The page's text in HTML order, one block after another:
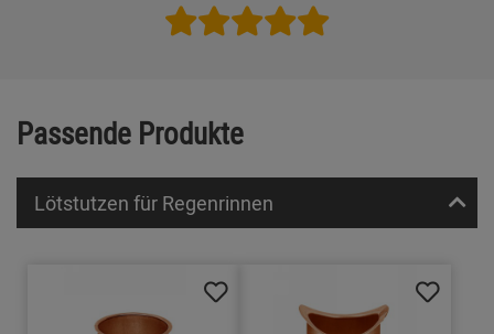
Passende Produkte
Lötstutzen für Regenrinnen